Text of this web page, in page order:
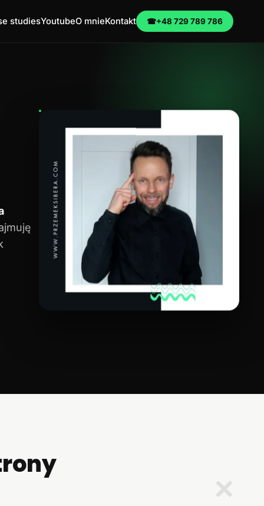
studiesYoutubeO mnieKontakt ☎+48 729 789 786
✕